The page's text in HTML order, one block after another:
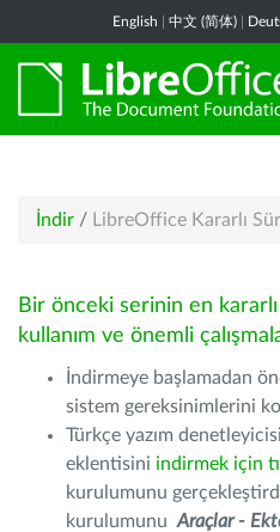
English 中文 (简体)
İndir / LibreOffice Kararlı
Bir önceki serinin en
kullanım ve önemli
İndirmeye başlamadan
sistem gereksinimlerini
Türkçe yazım
eklentisini indirmek için
kurulumunu
kurulumunu Araçlar -